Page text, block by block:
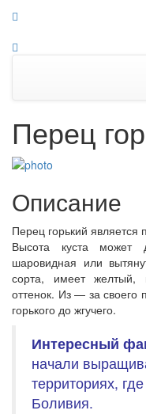
Перец
Описание
Перец горький
Высота куста может
шаровидная или
сорта, имеет
оттенок. Из — за своего
горького до жгучего.
Интересный
начали
территориях,
Боливия.